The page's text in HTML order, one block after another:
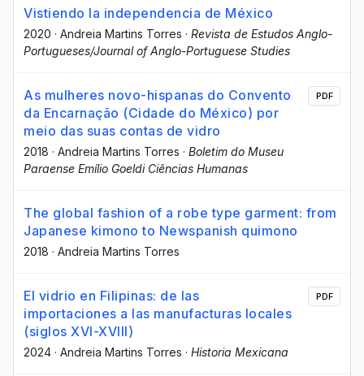
Vistiendo la independencia de México
2020 · Andreia Martins Torres · Revista de Estudos Anglo-
Portugueses/Journal of Anglo-Portuguese Studies
As mulheres novo-hispanas do Convento
da Encarnação (Cidade do México) por
meio das suas contas de vidro
2018 · Andreia Martins Torres · Boletim do Museu
Paraense Emílio Goeldi Ciências Humanas
PDF
The global fashion of a robe type garment: from
Japanese kimono to Newspanish quimono
2018 · Andreia Martins Torres
El vidrio en Filipinas: de las
importaciones a las manufacturas locales
(siglos XVI-XVIII)
2024 · Andreia Martins Torres · Historia Mexicana
PDF